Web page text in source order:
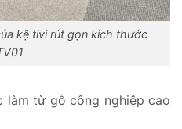
kệ tivi rút gọn kích thước
làm từ gỗ công nghiệp cao